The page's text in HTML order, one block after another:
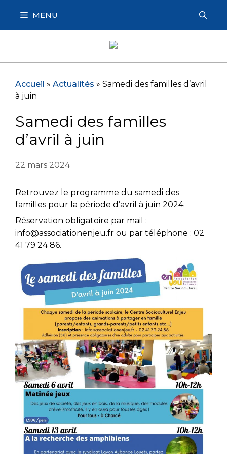
contenu
MENU
Accueil » Actualités » Samedi des familles d’avril
à juin
Samedi des familles
d’avril à juin
22 mars 2024
Retrouvez le programme du samedi des
familles pour la période d’avril à juin 2024.
Réservation obligatoire par mail :
info@associationenjeu.fr ou par téléphone : 02
41 79 24 86.